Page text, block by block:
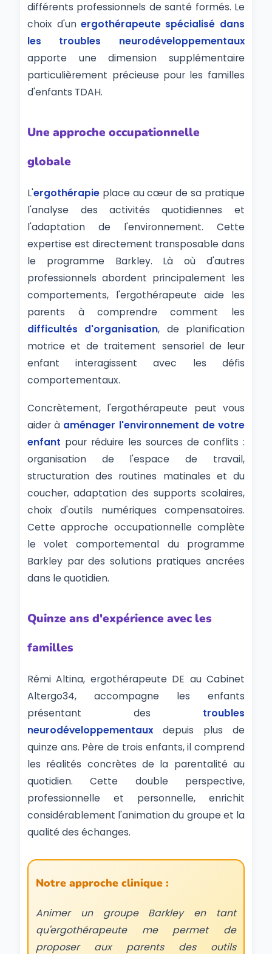
différents professionnels de santé formés. Le
choix d'un ergothérapeute spécialisé dans
les troubles neurodéveloppementaux
apporte une dimension supplémentaire
particulièrement précieuse pour les familles
d'enfants TDAH.
Une approche occupationnelle
globale
L'ergothérapie place au cœur de sa pratique
l'analyse des activités quotidiennes et
l'adaptation de l'environnement. Cette
expertise est directement transposable dans
le programme Barkley. Là où d'autres
professionnels abordent principalement les
comportements, l'ergothérapeute aide les
parents à comprendre comment les
difficultés d'organisation, de planification
motrice et de traitement sensoriel de leur
enfant interagissent avec les défis
comportementaux.
Concrètement, l'ergothérapeute peut vous
aider à aménager l'environnement de votre
enfant pour réduire les sources de conflits :
organisation de l'espace de travail,
structuration des routines matinales et du
coucher, adaptation des supports scolaires,
choix d'outils numériques compensatoires.
Cette approche occupationnelle complète
le volet comportemental du programme
Barkley par des solutions pratiques ancrées
dans le quotidien.
Quinze ans d'expérience avec les
familles
Rémi Altina, ergothérapeute DE au Cabinet
Altergo34, accompagne les enfants
présentant des troubles
neurodéveloppementaux depuis plus de
quinze ans. Père de trois enfants, il comprend
les réalités concrètes de la parentalité au
quotidien. Cette double perspective,
professionnelle et personnelle, enrichit
considérablement l'animation du groupe et la
qualité des échanges.
Notre approche clinique :
Animer un groupe Barkley en tant
qu'ergothérapeute me permet de
proposer aux parents des outils